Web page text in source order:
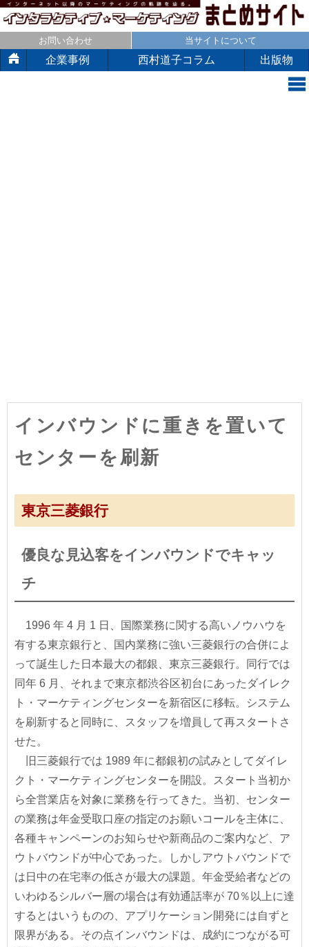
お問い合わせ 当サイトについて
企業事例 西村道子コラム 出版物
インバウンドに重きを置いて
センターを刷新
東京三菱銀行
優良な見込客をインバウンドでキャッ
チ
1996 年 4 月 1 日、国際業務に関する高いノウハウを
有する東京銀行と、国内業務に強い三菱銀行の合併によ
って誕生した日本最大の都銀、東京三菱銀行。同行では
同年 6 月、それまで東京都渋谷区初台にあったダイレク
ト・マーケティングセンターを新宿区に移転。システム
を刷新すると同時に、スタッフを増員して再スタートさ
せた。
旧三菱銀行では 1989 年に都銀初の試みとしてダイレ
クト・マーケティングセンターを開設。スタート当初か
ら全営業店を対象に業務を行ってきた。当初、センター
の業務は年金受取口座の指定のお願いコールを主体に、
各種キャンペーンのお知らせや新商品のご案内など、ア
ウトバウンドが中心であった。しかしアウトバウンドで
は日中の在宅率の低さが最大の課題。年金受給者などの
いわゆるシルバー層の場合は有効通話率が 70％以上に達
するとはいうものの、アプリケーション開発には自ずと
限界がある。その点インバウンドは、成約につながる可